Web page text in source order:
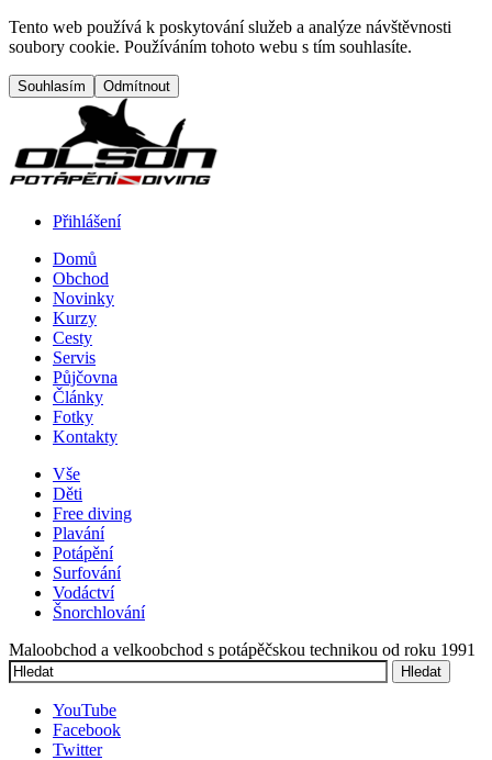
Přejít na hlavní obsah
Tento web používá k poskytování služeb a analýze návštěvnosti
soubory cookie. Používáním tohoto webu s tím souhlasíte.
Přihlášení
Menu button
Frontend navigation
Domů
Obchod
Novinky
Kurzy
Cesty
Servis
Půjčovna
Články
Fotky
Kontakty
Vše
Děti
Free diving
Plavání
Potápění
Surfování
Vodáctví
Šnorchlování
Maloobchod a velkoobchod s potápěčskou technikou od roku 1991
Hledat
YouTube
Facebook
Twitter